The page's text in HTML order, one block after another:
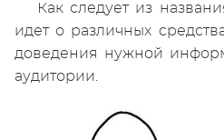
Как следует из
идет о различных
доведения нужной
аудитории.